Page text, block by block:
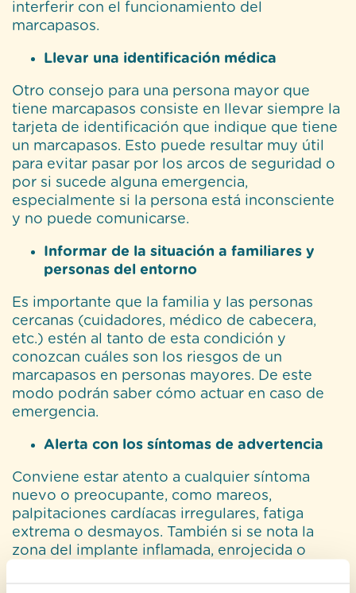
interferir con el funcionamiento del
marcapasos.
Llevar una identificación médica
Otro consejo para una persona mayor que
tiene marcapasos consiste en llevar siempre la
tarjeta de identificación que indique que tiene
un marcapasos. Esto puede resultar muy útil
para evitar pasar por los arcos de seguridad o
por si sucede alguna emergencia,
especialmente si la persona está inconsciente
y no puede comunicarse.
Informar de la situación a familiares y
personas del entorno
Es importante que la familia y las personas
cercanas (cuidadores, médico de cabecera,
etc.) estén al tanto de esta condición y
conozcan cuáles son los riesgos de un
marcapasos en personas mayores. De este
modo podrán saber cómo actuar en caso de
emergencia.
Alerta con los síntomas de advertencia
Conviene estar atento a cualquier síntoma
nuevo o preocupante, como mareos,
palpitaciones cardíacas irregulares, fatiga
extrema o desmayos. También si se nota la
zona del implante inflamada, enrojecida o